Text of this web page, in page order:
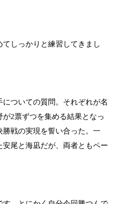
しっかりと練習してきまし
ついての質問。それぞれが名
2票ずつを集める結果となっ
戦の実現を誓い合った。一
尾と海凪だが、両者ともペー